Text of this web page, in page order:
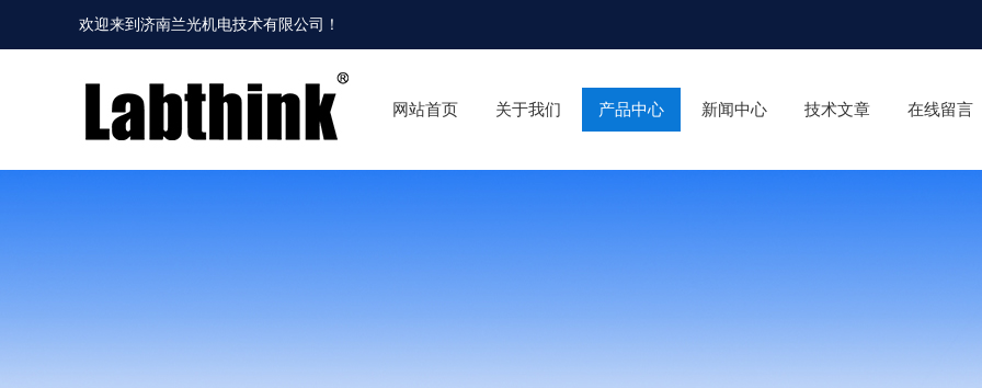
欢迎来到济南兰光机电技术有限公司 ！
网站首页 关于我们 产品中心 新闻中心 技术文章 在线留言